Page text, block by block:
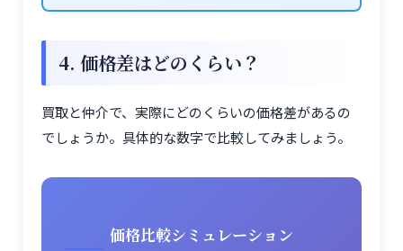
4. 価格差はどのくらい？
買取と仲介で、実際にどのくらいの価格差があるの
でしょうか。具体的な数字で比較してみましょう。
価格比較シミュレーション